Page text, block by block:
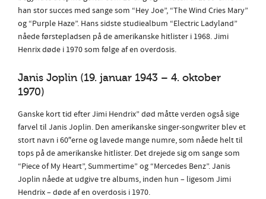
han stor succes med sange som “Hey Joe”, “The Wind Cries Mary”
og “Purple Haze”. Hans sidste studiealbum “Electric Ladyland”
nåede førstepladsen på de amerikanske hitlister i 1968. Jimi
Henrix døde i 1970 som følge af en overdosis.
Janis Joplin (19. januar 1943 – 4. oktober
1970)
Ganske kort tid efter Jimi Hendrix” død måtte verden også sige
farvel til Janis Joplin. Den amerikanske singer-songwriter blev et
stort navn i 60″erne og lavede mange numre, som nåede helt til
tops på de amerikanske hitlister. Det drejede sig om sange som
“Piece of My Heart”, Summertime” og “Mercedes Benz”. Janis
Joplin nåede at udgive tre albums, inden hun – ligesom Jimi
Hendrix – døde af en overdosis i 1970.